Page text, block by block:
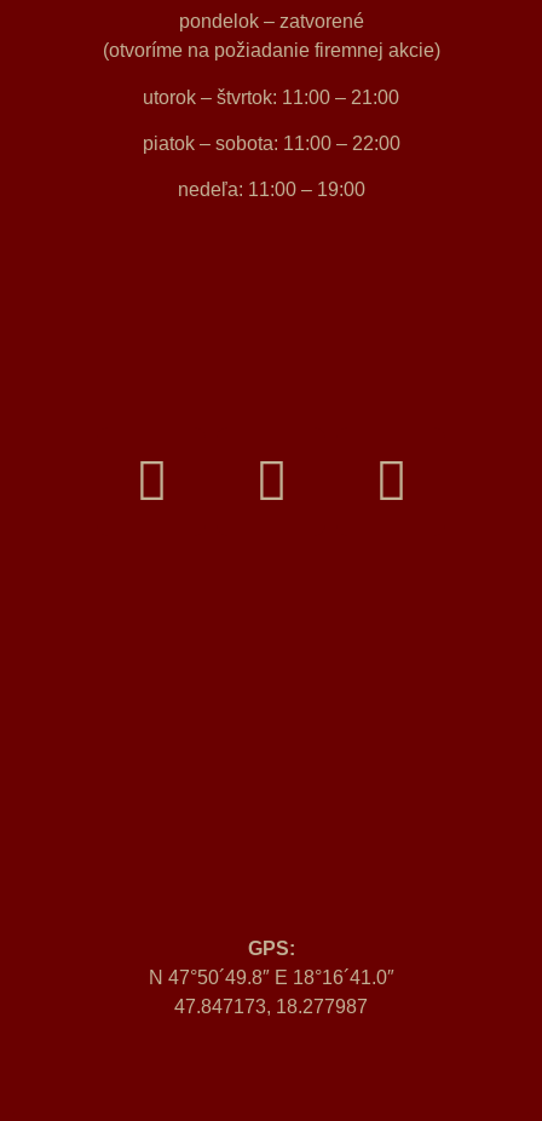
pondelok – zatvorené
(otvoríme na požiadanie firemnej akcie)
utorok – štvrtok: 11:00 – 21:00
piatok – sobota: 11:00 – 22:00
nedeľa: 11:00 – 19:00
GPS:
N 47°50´49.8″ E 18°16´41.0″
47.847173, 18.277987